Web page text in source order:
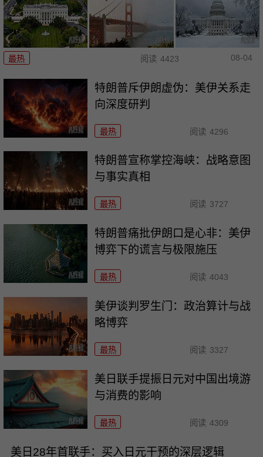
最热 阅读 4423 08-04
特朗普斥伊朗虚伪：美伊关系走
向深度研判
最热 阅读 4296
特朗普宣称掌控海峡：战略意图
与事实真相
最热 阅读 3727
特朗普痛批伊朗口是心非：美伊
博弈下的谎言与极限施压
最热 阅读 4043
美伊谈判罗生门：政治算计与战
略博弈
最热 阅读 3327
美日联手提振日元对中国出境游
与消费的影响
最热 阅读 4309
美日28年首联手：买入日元干预的深层逻辑